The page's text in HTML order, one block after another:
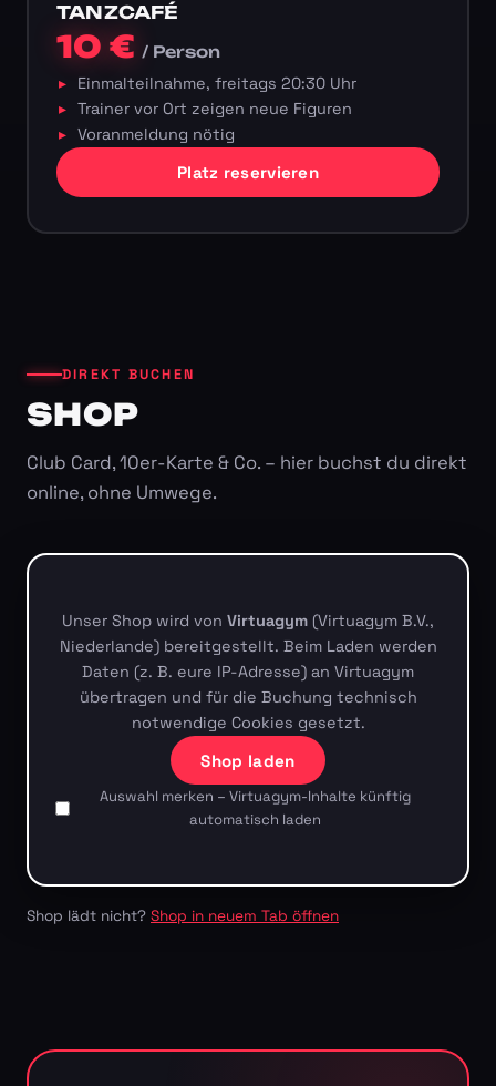
TANZCAFÉ
10 €/ Person
Einmalteilnahme, freitags 20:30 Uhr
Trainer vor Ort zeigen neue Figuren
Voranmeldung nötig
Platz reservieren
DIREKT BUCHEN
SHOP
Club Card, 10er-Karte & Co. – hier buchst du direkt
online, ohne Umwege.
Unser Shop wird von Virtuagym (Virtuagym B.V.,
Niederlande) bereitgestellt. Beim Laden werden
Daten (z. B. eure IP-Adresse) an Virtuagym
übertragen und für die Buchung technisch
notwendige Cookies gesetzt.
Shop laden
Auswahl merken – Virtuagym-Inhalte künftig
automatisch laden
Shop lädt nicht? Shop in neuem Tab öffnen